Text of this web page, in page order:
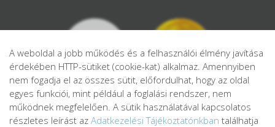
A weboldal a jobb működés és a felhasználói élmény javítása
érdekében HTTP-sütiket (cookie-kat) alkalmaz. Amennyiben
nem fogadja el az összes sütit, előfordulhat, hogy az oldal
egyes funkciói, mint például a foglalási rendszer, nem
működnek megfelelően. A sütik használatával kapcsolatos
részletes leírást az Adatkezelési Tájékoztatónkban találhatja